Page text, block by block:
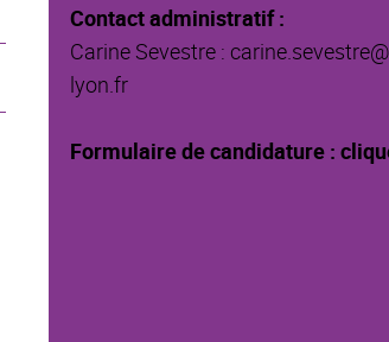
Contact administratif :
Carine Sevestre :
lyon.fr
Formulaire de candidature :